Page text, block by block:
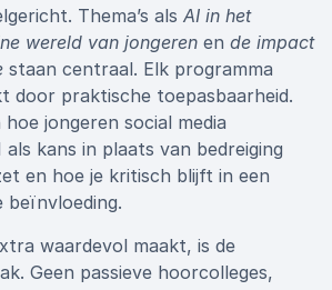
Thema’s als AI in het
wereld van jongeren en de impact
staan centraal. Elk programma
door praktische toepasbaarheid.
jongeren social media
kans in plaats van bedreiging
en hoe je kritisch blijft in een
beïnvloeding.
waardevol maakt, is de
Geen passieve hoorcolleges,